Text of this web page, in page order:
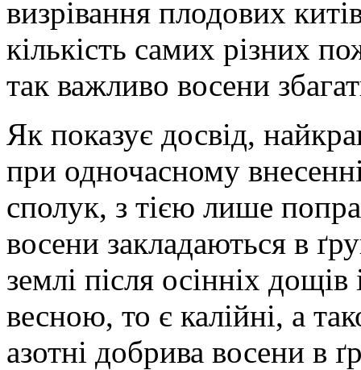
визрівання плодових
кількість самих різних
так важливо восени
Як показує досвід,
при одночасному
сполук, з тією лише
восени закладаються в
землі після осінніх
весною, то є калійні, а
азотні добрива восени в